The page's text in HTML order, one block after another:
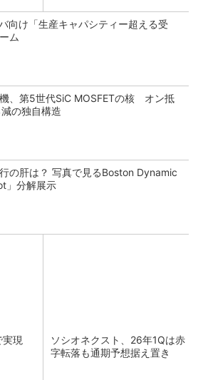
向け「生産キャパシティー超える受
ム
、第5世代SiC MOSFETの核 オン抵
の独自構造
の肝は？ 写真で見るBoston Dynamic
」分解展示
実現
ソシオネクスト、26年1Qは赤
字転落も通期予想据え置き